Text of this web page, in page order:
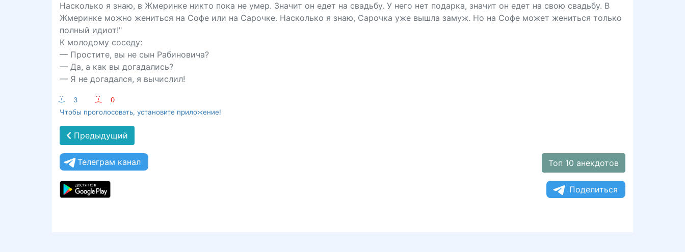
Насколько я знаю, в Жмеринке никто пока не умер. Значит он едет на свадьбу. У него нет подарка, значит он едет на свою свадьбу. В
Жмеринке можно жениться на Софе или на Сарочке. Насколько я знаю, Сарочка уже вышла замуж. Но на Софе может жениться только
полный идиот!"
К молодому соседу:
— Простите, вы не сын Рабиновича?
— Да, а как вы догадались?
— Я не догадался, я вычислил!
:-) 3 :-(
0
Чтобы проголосовать, установите приложение!
Предыдущий
Телеграм канал Топ 10 анекдотов
Поделиться